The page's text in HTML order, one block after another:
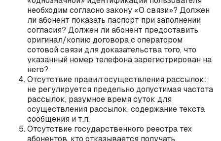
необходим согласно закону «О связи»? Должен
ли абонент показать паспорт при заполнении
согласия? Должен ли абонент предоставить
оригинал/копию договора с оператором
сотовой связи для доказательства того, что
указанный номер телефона зарегистрирован на
него?
Отсутствие правил осуществления рассылок:
не регулируется предельно допустимая частота
рассылок, разумное время суток для
осуществления рассылок, содержание текста
сообщения и т.п.
Отсутствие государственного реестра тех
абонентов, кто отказывается получать